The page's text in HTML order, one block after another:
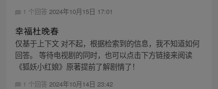
1 个回答 2024年10月15日 17:01
幸福杜晚春
仅基于上下文 对不起，根据检索到的信息，我不知道如何
回答。 等待电视剧的同时，也可以点击下方链接来阅读
《狐妖小红娘》原著提前了解剧情了！
1 个回答 2024年10月14日 23:42